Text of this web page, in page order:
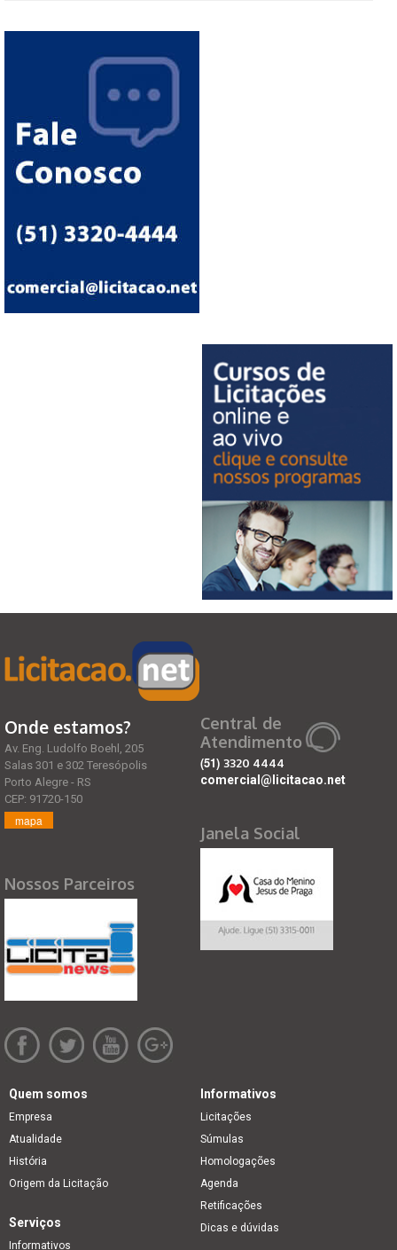
Onde estamos?
Av. Eng. Ludolfo Boehl, 205
Salas 301 e 302 Teresópolis
Porto Alegre - RS
CEP: 91720-150
mapa
Nossos Parceiros
Central de
Atendimento
(51) 3320 4444
comercial@licitacao.net
Janela Social
Quem somos
Empresa
Atualidade
História
Origem da Licitação
Informativos
Licitações
Súmulas
Homologações
Agenda
Retificações
Dicas e dúvidas
Serviços
Informativos